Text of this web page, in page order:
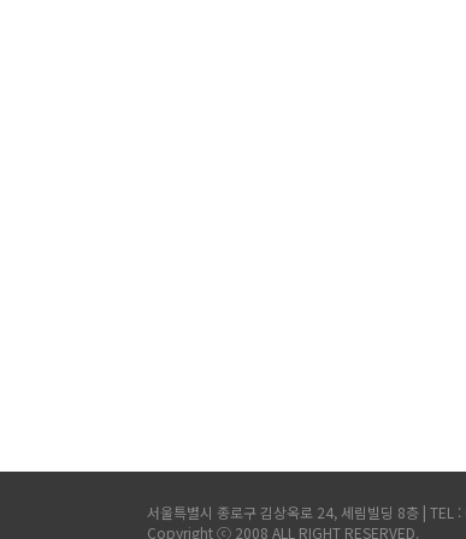
서울특별시 종로구 김상옥로 24, 세림빌딩 8층 |
Copyright ⓒ 2008 ALL RIGHT RESERVED.